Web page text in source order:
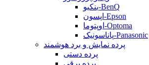
بنکیو-BenQ
اپسون-Epson
اوپتوما-Optoma
پاناسونیک-Panasonic
پرده نمایش و برد هوشمند
پرده دستی
پرده برقی